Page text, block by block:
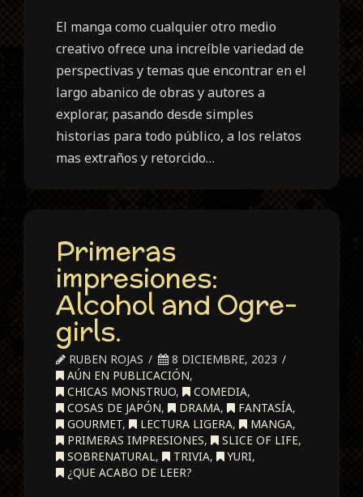
El manga como cualquier otro medio
creativo ofrece una increíble variedad de
perspectivas y temas que encontrar en el
largo abanico de obras y autores a
explorar, pasando desde simples
historias para todo público, a los relatos
mas extraños y retorcido…
Primeras
impresiones:
Alcohol and Ogre-
girls.
RUBEN ROJAS
8 DICIEMBRE, 2023
AÚN EN PUBLICACIÓN,
CHICAS MONSTRUO, COMEDIA,
COSAS DE JAPÓN, DRAMA, FANTASÍA,
GOURMET, LECTURA LIGERA, MANGA,
PRIMERAS IMPRESIONES, SLICE OF LIFE,
SOBRENATURAL, TRIVIA, YURI,
¿QUE ACABO DE LEER?